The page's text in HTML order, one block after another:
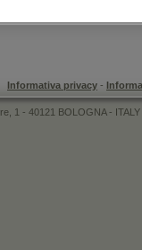
Informativa privacy -
1 - 40121 BOLOGNA -